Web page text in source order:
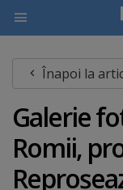
main
content
Înapoi la
Galerie
Romii,